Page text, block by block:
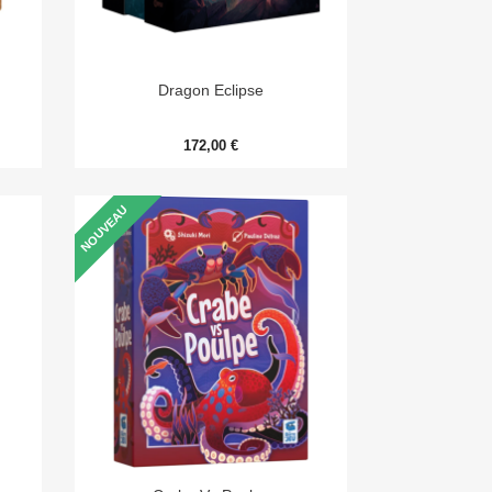
Aperçu rapide
Dragon Eclipse
172,00 €
NOUVEAU